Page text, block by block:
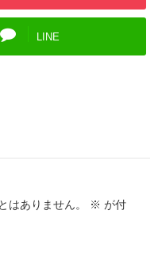
LINE
はありません。 ※ が付